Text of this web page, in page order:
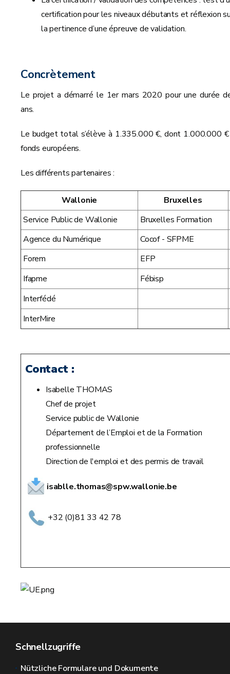
certification pour les niveaux débutants et réflexion
la pertinence d’une épreuve de validation.
Concrètement
Le projet a démarré le 1er mars 2020 pour une durée
ans.
Le budget total s’élève à 1.335.000 €, dont 1.000.000
fonds européens.
Les différents partenaires :
Wallonie
Bruxelles
Service Public de Wallonie
Bruxelles Formation
Agence du Numérique
Cocof - SFPME
Forem
EFP
Ifapme
Fébisp
Interfédé
InterMire
Contact :
Isabelle THOMAS
Chef de projet
Service public de Wallonie
Département de l’Emploi et de la Formation
professionnelle
Direction de l'emploi et des permis de travail
isablle.thomas@spw.wallonie.be
+32 (0)81 33 42 78
Schnellzugriffe
Nützliche Formulare und Dokumente